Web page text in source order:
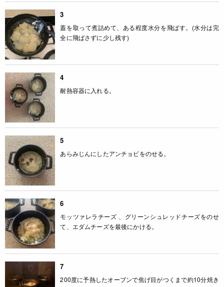
3
蓋を取って煮詰めて、ある程度水分を飛ばす。(水分は完
全に飛ばさずに少し残す)
4
耐熱容器に入れる。
5
あらみじんにしたアンチョビをのせる。
6
モッツァレラチーズ 、グリーンシュレッドチーズをのせ
て、エダムチーズを最後にかける。
7
200度に予熱したオーブンで焦げ目がつくまで約10分焼き